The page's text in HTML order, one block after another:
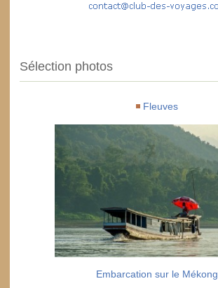
Sélection photos
Fleuves
Embarcation sur le Mékong